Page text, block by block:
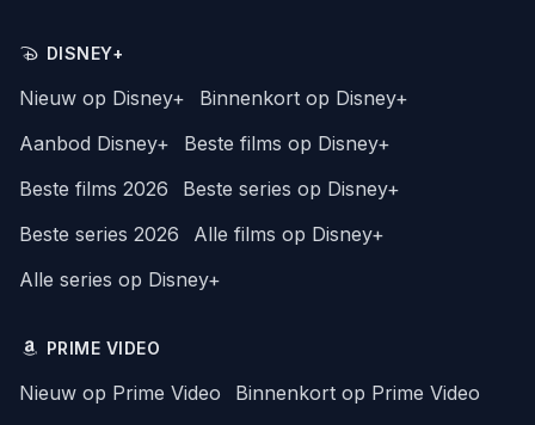
DISNEY+
Nieuw op Disney+
Binnenkort op Disney+
Aanbod Disney+
Beste films op Disney+
Beste films 2026
Beste series op Disney+
Beste series 2026
Alle films op Disney+
Alle series op Disney+
PRIME VIDEO
Nieuw op Prime Video
Binnenkort op Prime Video